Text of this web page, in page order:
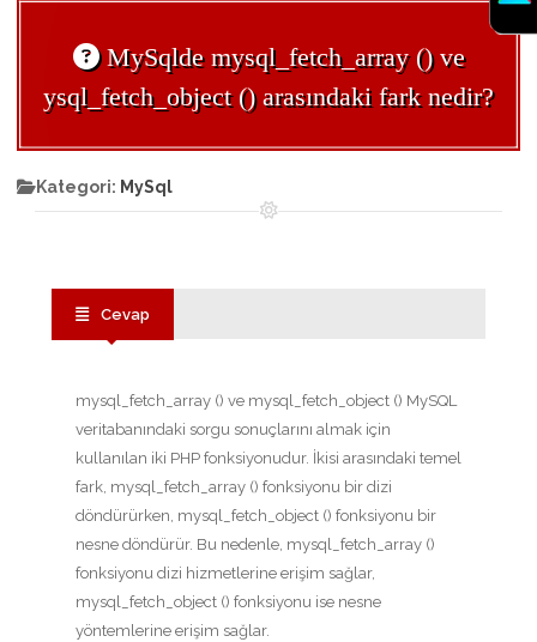
MySqlde mysql_fetch_array () ve
ysql_fetch_object () arasındaki fark nedir?
Kategori: MySql
Cevap
mysql_fetch_array () ve mysql_fetch_object () MySQL
veritabanındaki sorgu sonuçlarını almak için
kullanılan iki PHP fonksiyonudur. İkisi arasındaki temel
fark, mysql_fetch_array () fonksiyonu bir dizi
döndürürken, mysql_fetch_object () fonksiyonu bir
nesne döndürür. Bu nedenle, mysql_fetch_array ()
fonksiyonu dizi hizmetlerine erişim sağlar,
mysql_fetch_object () fonksiyonu ise nesne
yöntemlerine erişim sağlar.